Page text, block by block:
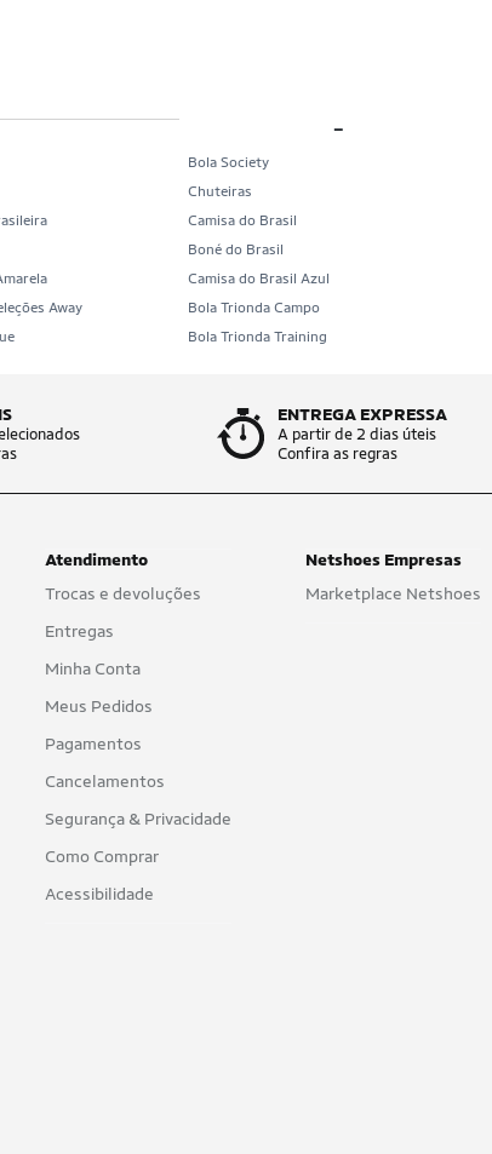
Bola Society
Chuteiras
Camisa do Brasil
Boné do Brasil
Camisa do Brasil Azul
Away Bola Trionda Campo
Bola Trionda Training
ENTREGA EXPRESSA
A partir de 2 dias úteis
Confira as regras
Atendimento
Trocas e devoluções
Entregas
Minha Conta
Meus Pedidos
Pagamentos
Cancelamentos
Segurança & Privacidade
Como Comprar
Acessibilidade
Netshoes Empresas
Marketplace Netshoes